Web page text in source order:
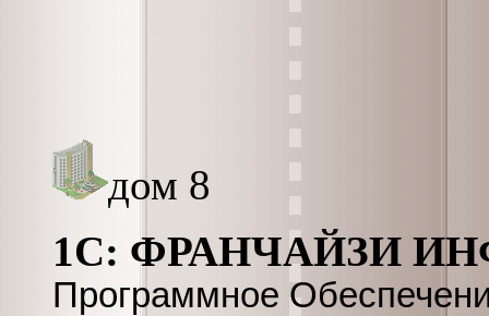
дом 8
1С: ФРАНЧАЙЗИ
Программное